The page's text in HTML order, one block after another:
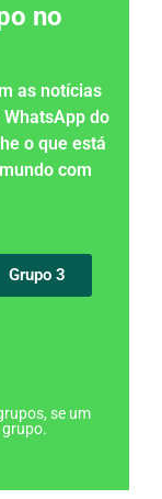
no
as notícias
do
o que está
com
Grupo 3
se um